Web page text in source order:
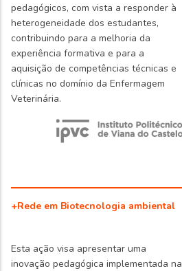
pedagógicos, com vista a responder à
heterogeneidade dos estudantes,
contribuindo para a melhoria da
experiência formativa e para a
aquisição de competências técnicas e
clínicas no domínio da Enfermagem
Veterinária.
+Rede em Biotecnologia ambiental
Esta ação visa apresentar uma
inovação pedagógica implementada na